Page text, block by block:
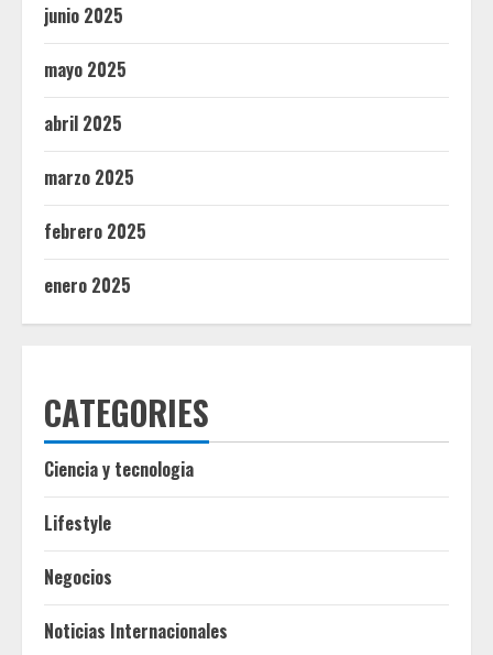
junio 2025
mayo 2025
abril 2025
marzo 2025
febrero 2025
enero 2025
CATEGORIES
Ciencia y tecnologia
Lifestyle
Negocios
Noticias Internacionales